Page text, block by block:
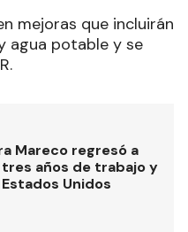
mejoras que incluirán
agua potable y se
Mareco regresó a
años de trabajo y
Unidos